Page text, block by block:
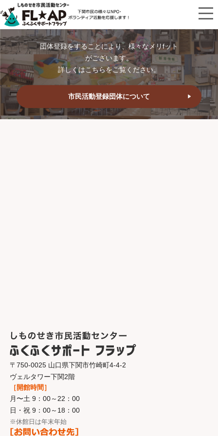
団体登録をすることにより、様々なメリfット
がございます。
詳しくはこちらをご覧ください。
市民活動登録団体について
〒750-0025 山口県下関市竹崎町4-4-2
ヴェルタワー下関2階
［開館時間］
月〜土 9：00～22：00
日・祝 9：00～18：00
※休館日は年末年始